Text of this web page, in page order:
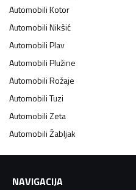
AutomobiliKotor
AutomobiliNikšić
AutomobiliPlav
AutomobiliPlužine
AutomobiliRožaje
AutomobiliTuzi
AutomobiliZeta
AutomobiliŽabljak
NAVIGACIJA